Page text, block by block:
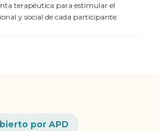
terapéutica para estimular el
y social de cada participante.
por APD